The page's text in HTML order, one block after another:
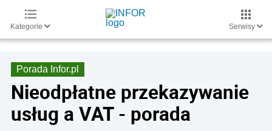
Kategorie Serwisy
Porada Infor.pl
Nieodpłatne przekazywanie
usług a VAT - porada